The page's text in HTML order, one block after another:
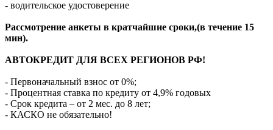
- водительское удостоверение
Рассмотрение анкеты в кратчайшие сроки,(в течение 15
мин).
АВТОКРЕДИТ ДЛЯ ВСЕХ РЕГИОНОВ РФ!
- Первоначальный взнос от 0%;
- Процентная ставка по кредиту от 4,9% годовых
- Срок кредита – от 2 мес. до 8 лет;
- КАСКО не обязательно!